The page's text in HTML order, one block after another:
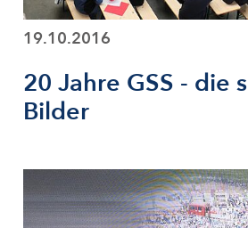
19.10.2016
20 Jahre GSS - die
Bilder